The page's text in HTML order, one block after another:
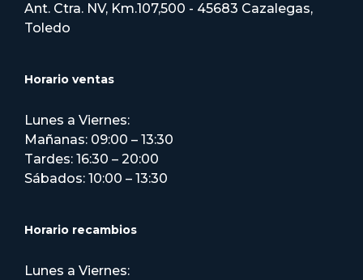
Ant. Ctra. NV, Km.107,500 - 45683 Cazalegas,
Toledo
Horario ventas
Lunes a Viernes:
Mañanas: 09:00 – 13:30
Tardes: 16:30 – 20:00
Sábados: 10:00 – 13:30
Horario recambios
Lunes a Viernes: